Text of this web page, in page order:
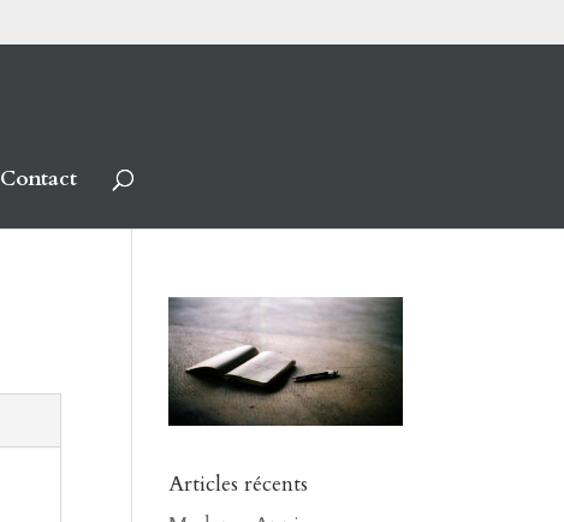
Contact
Articles récents